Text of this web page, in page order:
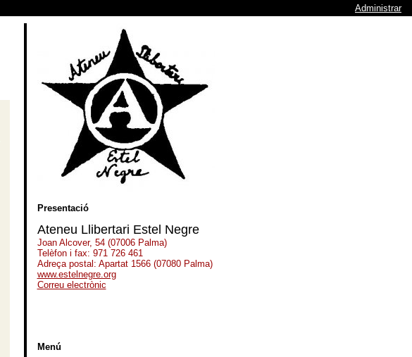
Administrar
Presentació
Ateneu Llibertari Estel Negre
Joan Alcover, 54 (07006 Palma)
Telèfon i fax: 971 726 461
Adreça postal: Apartat 1566 (07080 Palma)
www.estelnegre.org
Correu electrònic
Menú